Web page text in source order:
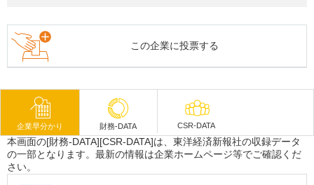
この企業に投票する
企業早分かり 財務-DATA CSR-DATA
本画面の[財務-DATA][CSR-DATA]は、東洋経済新報社の収録データ
の一部となります。最新の情報は企業ホームページ等でご確認くだ
さい。